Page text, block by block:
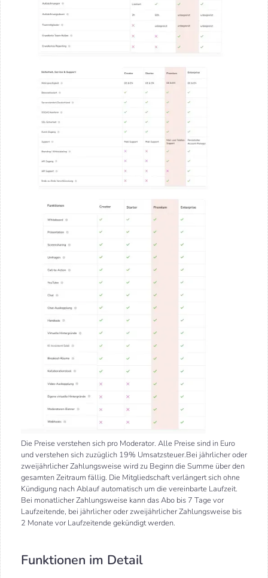
Die Preise verstehen sich pro Moderator. Alle Preise sind in Euro
und verstehen sich zuzüglich 19% Umsatzsteuer.Bei jährlicher oder
zweijährlicher Zahlungsweise wird zu Beginn die Summe über den
gesamten Zeitraum fällig. Die Mitgliedschaft verlängert sich ohne
Kündigung nach Ablauf automatisch um die vereinbarte Laufzeit.
Bei monatlicher Zahlungsweise kann das Abo bis 7 Tage vor
Laufzeitende, bei jährlicher oder zweijährlicher Zahlungsweise bis
2 Monate vor Laufzeitende gekündigt werden.
Funktionen im Detail